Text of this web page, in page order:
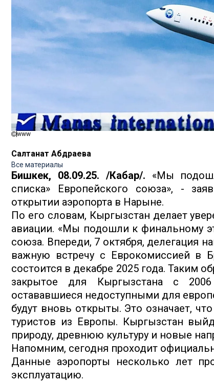
www
Салтанат Абдраева
Все материалы
Бишкек, 08.09.25. /Кабар/. «Мы
списка» Европейского союза», -
открытии аэропорта в Нарыне.
По его словам, Кыргызстан делает
авиации. «Мы подошли к финальному
союза. Впереди, 7 октября, делегация
важную встречу с Еврокомиссией в
состоится в декабре 2025 года. Таким
закрытое для Кыргызстана с
остававшиеся недоступными для
будут вновь открыты. Это означает,
туристов из Европы. Кыргызстан
природу, древнюю культуру и новые
Напомним, сегодня проходит
Данные аэропорты несколько лет
эксплуатацию.